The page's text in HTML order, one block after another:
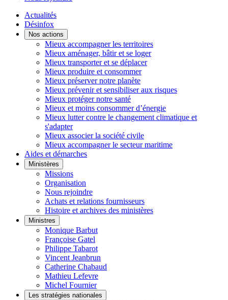
Actualités
Désinfox
Nos actions
Mieux accompagner les territoires
Mieux aménager, bâtir et se loger
Mieux transporter et se déplacer
Mieux produire et consommer
Mieux préserver notre planète
Mieux prévenir et sensibiliser aux risques
Mieux protéger notre santé
Mieux et moins consommer d’énergie
Mieux lutter contre le changement climatique et
s'adapter
Mieux associer la société civile
Mieux accompagner le secteur maritime
Aides et démarches
Ministères
Missions
Organisation
Nous rejoindre
Achats et relations fournisseurs
Histoire et archives des ministères
Ministres
Monique Barbut
Françoise Gatel
Philippe Tabarot
Vincent Jeanbrun
Catherine Chabaud
Mathieu Lefevre
Michel Fournier
Les stratégies nationales